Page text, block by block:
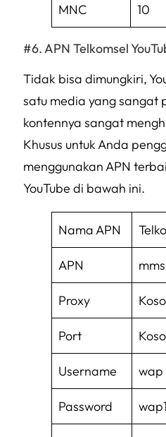
MNC 10
APN Telkomsel
Tidak bisa dimungkiri,
satu media yang sangat
kontennya sangat
Khusus untuk Anda
menggunakan APN
YouTube di bawah ini.
Nama APN
APN mms
Proxy
Port
Username wap
Password